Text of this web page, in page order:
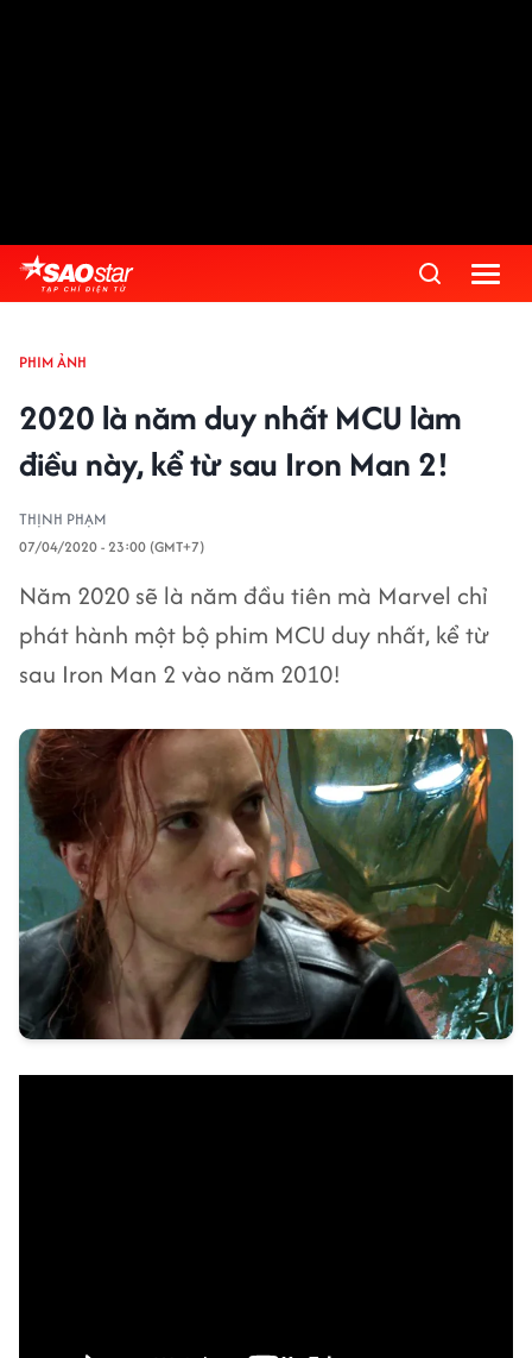
PHIM ẢNH
2020 là năm duy nhất MCU làm
điều này, kể từ sau Iron Man 2!
THỊNH PHẠM
07/04/2020 - 23:00 (GMT+7)
Năm 2020 sẽ là năm đầu tiên mà Marvel chỉ
phát hành một bộ phim MCU duy nhất, kể từ
sau Iron Man 2 vào năm 2010!